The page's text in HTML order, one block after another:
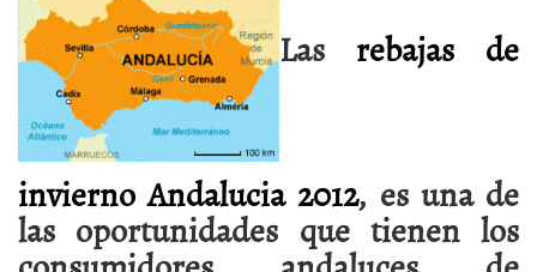
Las rebajas de
invierno Andalucia 2012, es una de
las oportunidades que tienen los